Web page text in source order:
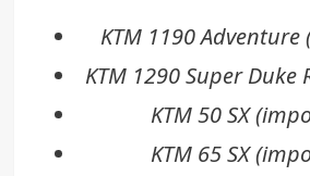
KTM 1190
KTM 1290 Super Duke
KTM 50 SX
KTM 65 SX